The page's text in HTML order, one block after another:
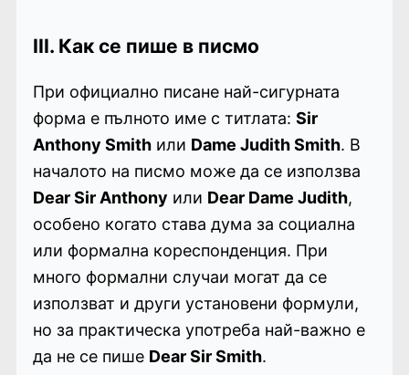
III. Как се пише в писмо
При официално писане най-сигурната
форма е пълното име с титлата: Sir
Anthony Smithили Dame Judith Smith. В
началото на писмо може да се използва
Dear Sir Anthony или Dear Dame Judith,
особено когато става дума за социална
или формална кореспонденция. При
много формални случаи могат да се
използват и други установени формули,
но за практическа употреба най-важно е
да не се пише Dear Sir Smith.